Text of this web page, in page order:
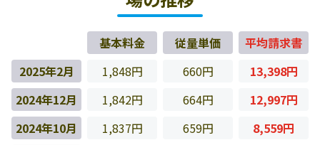
基本料金 従量単価
平均請求書
2025年2月
1,848円 660円
13,398円
2024年12月
1,842円 664円
12,997円
2024年10月
1,837円 659円
8,559円